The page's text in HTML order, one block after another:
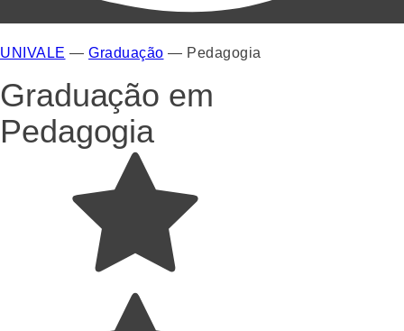
UNIVALE — Graduação — Pedagogia
Graduação em
Pedagogia